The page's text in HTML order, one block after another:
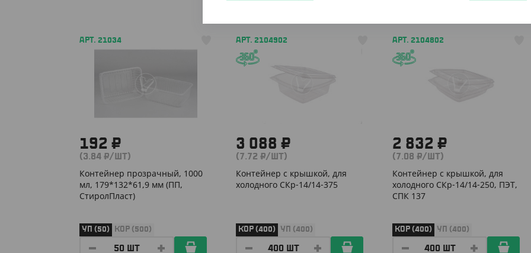
АРТ. 21034
192 ₽
(3.84 ₽/ШТ)
Контейнер прозрачный, 1000
мл, 179*132*61,9 мм (ПП,
СтиролПласт)
УП (50) КОР (500)
АРТ. 2104902
3 088 ₽
(7.72 ₽/ШТ)
Контейнер с крышкой, для
холодного СКр-14/14-375
КОР (400) УП (400)
АРТ. 2104802
2 832 ₽
(7.08 ₽/ШТ)
Контейнер с крышкой, для
холодного СКр-14/14-250, ПЭТ,
СПК 137
КОР (400) УП (400)